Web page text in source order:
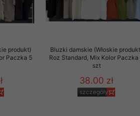
produkt)
Paczka 5
Bluzki damskie (Włoskie
Roz Standard, Mix Kolor Paczka
szt
38.00 zł
szczegóły